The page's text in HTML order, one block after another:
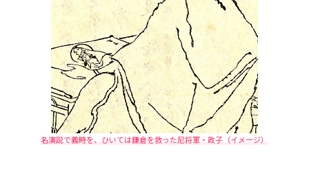
名演説で義時を、ひいては鎌倉を救った尼将軍・政子（イメージ）